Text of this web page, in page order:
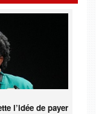
l’idée de payer